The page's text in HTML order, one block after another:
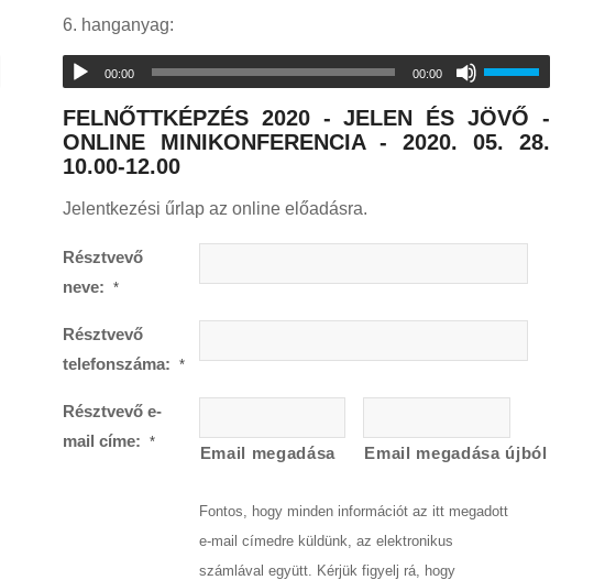
6. hanganyag:
00:00 00:00
FELNŐTTKÉPZÉS 2020 - JELEN ÉS JÖVŐ -
ONLINE MINIKONFERENCIA - 2020. 05. 28.
10.00-12.00
Jelentkezési űrlap az online előadásra.
Résztvevő
neve: *
Résztvevő
telefonszáma: *
Résztvevő e-
mail címe: *
Email megadása Email megadása újból
Fontos, hogy minden információt az itt megadott
e-mail címedre küldünk, az elektronikus
számlával együtt. Kérjük figyelj rá, hogy